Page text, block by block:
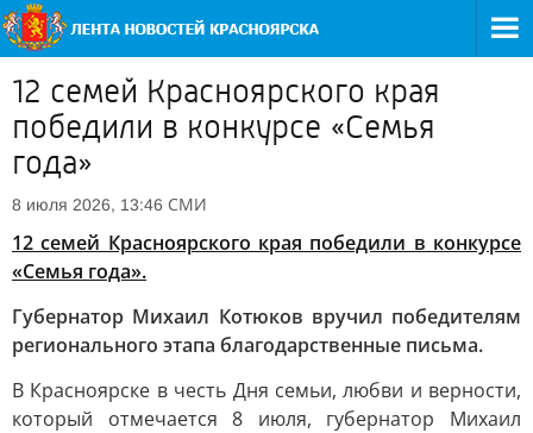
12 семей Красноярского края
победили в конкурсе «Семья
года»
8 июля 2026, 13:46 СМИ
12 семей Красноярского края победили в конкурсе
«Семья года».
Губернатор Михаил Котюков вручил победителям
регионального этапа благодарственные письма.
В Красноярске в честь Дня семьи, любви и верности,
который отмечается 8 июля, губернатор Михаил